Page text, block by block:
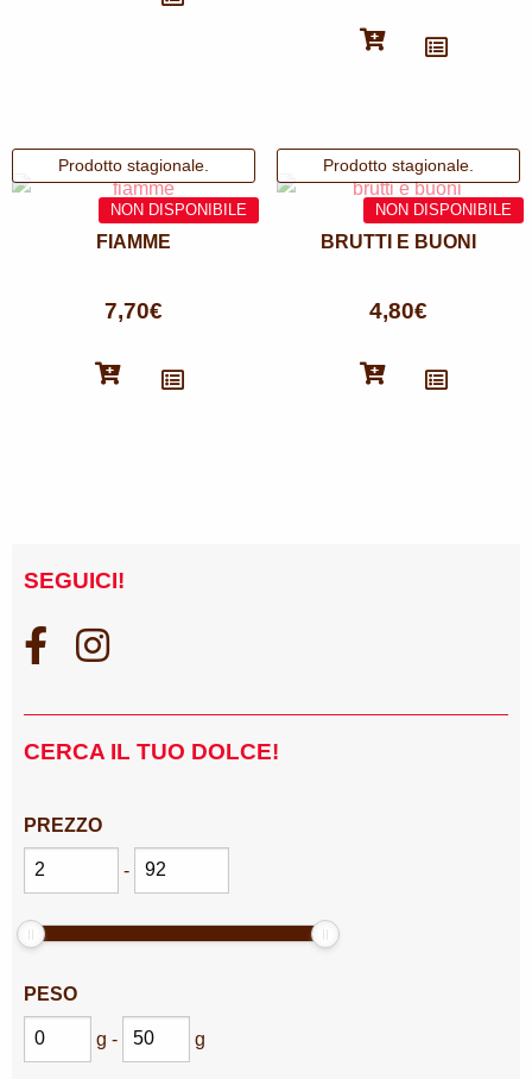
FIAMME
7,70€
BRUTTI E BUONI
4,80€
SEGUICI!
CERCA IL TUO DOLCE!
PREZZO
-
PESO
g - g